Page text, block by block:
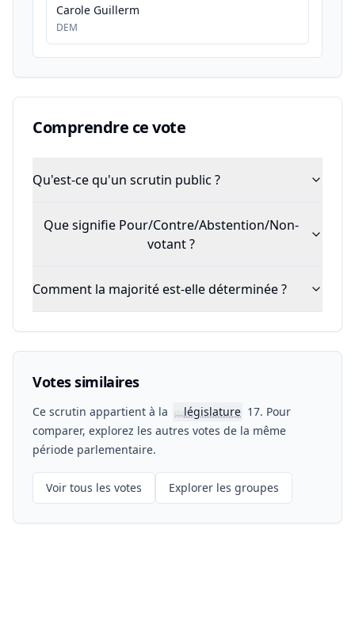
Carole Guillerm
DEM
Comprendre ce vote
Qu'est-ce qu'un scrutin public ?
Que signifie Pour/Contre/Abstention/Non-
votant ?
Comment la majorité est-elle déterminée ?
Votes similaires
Ce scrutin appartient à la 📖législature 17. Pour
comparer, explorez les autres votes de la même
période parlementaire.
Voir tous les votes Explorer les groupes